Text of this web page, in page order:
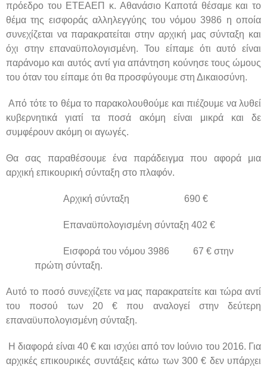
πρόεδρο του ΕΤΕΑΕΠ κ. Αθανάσιο Καποτά θέσαμε και το
θέμα της εισφοράς αλληλεγγύης του νόμου 3986 η οποία
συνεχίζεται να παρακρατείται στην αρχική μας σύνταξη και
όχι στην επαναϋπολογισμένη. Του είπαμε ότι αυτό είναι
παράνομο και αυτός αντί για απάντηση κούνησε τους ώμους
του όταν του είπαμε ότι θα προσφύγουμε στη Δικαιοσύνη.
Από τότε το θέμα το παρακολουθούμε και πιέζουμε να λυθεί
κυβερνητικά γιατί τα ποσά ακόμη είναι μικρά και δε
συμφέρουν ακόμη οι αγωγές.
Θα σας παραθέσουμε ένα παράδειγμα που αφορά μια
αρχική επικουρική σύνταξη στο πλαφόν.
Αρχική σύνταξη 690 €
Επαναϋπολογισμένη σύνταξη 402 €
Εισφορά του νόμου 3986 67 € στην
πρώτη σύνταξη.
Αυτό το ποσό συνεχίζετε να μας παρακρατείτε και τώρα αντί
του ποσού των 20 € που αναλογεί στην δεύτερη
επαναϋυπολογισμένη σύνταξη.
Η διαφορά είναι 40 € και ισχύει από τον Ιούνιο του 2016. Για
αρχικές επικουρικές συντάξεις κάτω των 300 € δεν υπάρχει